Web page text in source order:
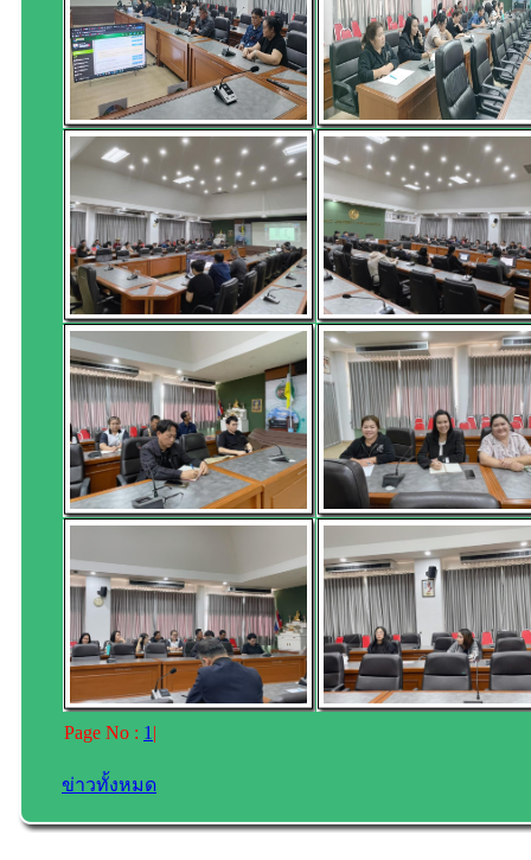
Page No : 1 |
ข่าวทั้งหมด